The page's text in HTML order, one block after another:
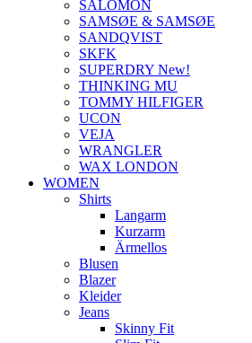
SALOMON
SAMSØE & SAMSØE
SANDQVIST
SKFK
SUPERDRY New!
THINKING MU
TOMMY HILFIGER
UCON
VEJA
WRANGLER
WAX LONDON
WOMEN
Shirts
Langarm
Kurzarm
Ärmellos
Blusen
Blazer
Kleider
Jeans
Skinny Fit